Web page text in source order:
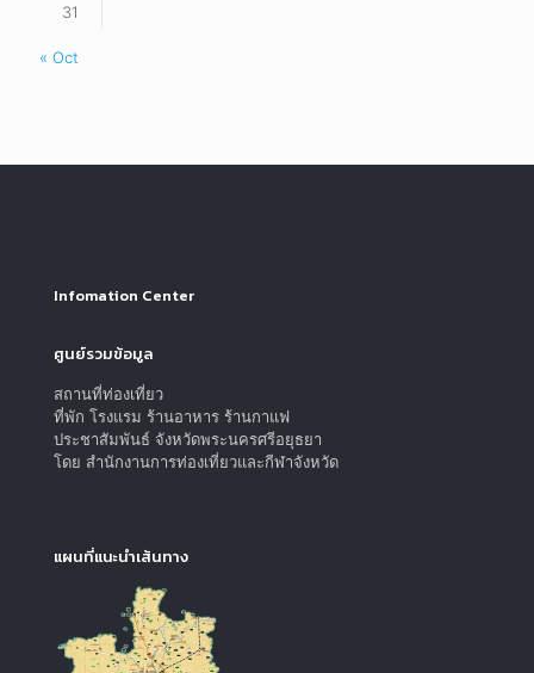
31
« Oct
Infomation Center
ศูนย์รวมข้อมูล
สถานที่ท่องเที่ยว
ที่พัก โรงแรม ร้านอาหาร ร้านกาแฟ
ประชาสัมพันธ์ จังหวัดพระนครศรีอยุธยา
โดย สำนักงานการท่องเที่ยวและกีฬาจังหวัด
แผนที่แนะนำเส้นทาง